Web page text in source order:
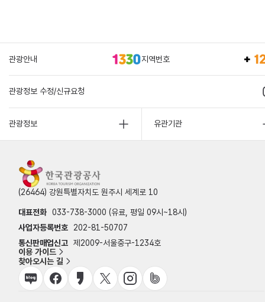
관광안내 지역번호
관광정보 수정/신규요청
관광정보 유관기관
(26464) 강원특별자치도 원주시 세계로 10
대표전화 033-738-3000 (유료, 평일 09시~18시)
사업자등록번호
202-81-50707
통신판매업신고 제2009-서울중구-1234호
이용 가이드
찾아오시는 길